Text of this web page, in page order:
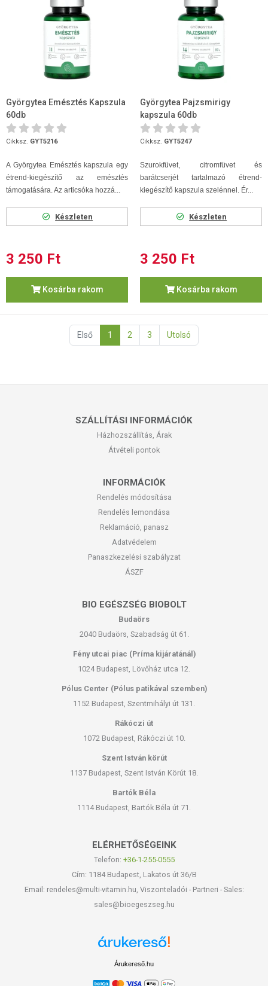
Györgytea Emésztés Kapszula
60db
Cikksz. GYT5216
A Györgytea Emésztés kapszula egy
étrend-kiegészítő az emésztés
támogatására. Az articsóka hozzá...
Készleten
3 250 Ft
Kosárba rakom
Györgytea Pajzsmirigy
kapszula 60db
Cikksz. GYT5247
Szurokfüvet, citromfüvet és
barátcserjét tartalmazó étrend-
kiegészítő kapszula szelénnel. Ér...
Készleten
3 250 Ft
Kosárba rakom
Első 1 2 3 Utolsó
SZÁLLÍTÁSI INFORMÁCIÓK
Házhozszállítás, Árak
Átvételi pontok
INFORMÁCIÓK
Rendelés módosítása
Rendelés lemondása
Reklamáció, panasz
Adatvédelem
Panaszkezelési szabályzat
ÁSZF
BIO EGÉSZSÉG BIOBOLT
Budaörs
2040 Budaörs, Szabadság út 61.
Fény utcai piac (Príma kijáratánál)
1024 Budapest, Lövőház utca 12.
Pólus Center (Pólus patikával szemben)
1152 Budapest, Szentmihályi út 131.
Rákóczi út
1072 Budapest, Rákóczi út 10.
Szent István körút
1137 Budapest, Szent István Körút 18.
Bartók Béla
1114 Budapest, Bartók Béla út 71.
ELÉRHETŐSÉGEINK
Telefon: +36-1-255-0555
Cím: 1184 Budapest, Lakatos út 36/B
Email: rendeles@multi-vitamin.hu, Viszonteladói - Partneri - Sales:
sales@bioegeszseg.hu
Árukereső.hu